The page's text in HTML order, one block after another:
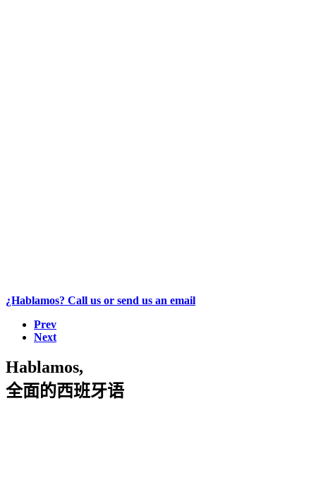
¿Hablamos? Call us or send us an email
Prev
Next
Hablamos,
全面的西班牙语